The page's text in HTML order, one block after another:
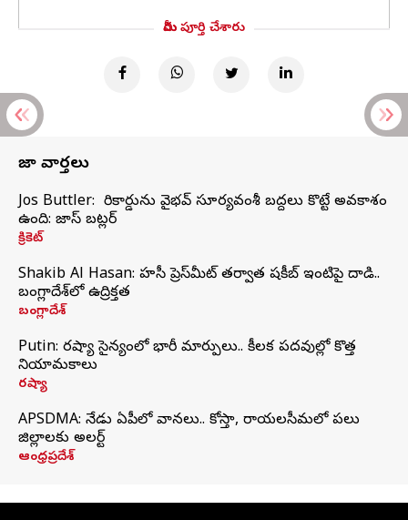
మీరు పూర్తి చేశారు
తాజా వార్తలు
Jos Buttler: నా రికార్డును వైభవ్ సూర్యవంశీ బద్దలు కొట్టే అవకాశం
ఉంది: జాస్ బట్లర్
క్రికెట్
Shakib Al Hasan: హసీనా ప్రెస్‌మీట్‌ తర్వాత షకీబ్‌ ఇంటిపై దాడి..
బంగ్లాదేశ్‌లో ఉద్రిక్తత
బంగ్లాదేశ్
Putin: రష్యా సైన్యంలో భారీ మార్పులు.. కీలక పదవుల్లో కొత్త
నియామకాలు
రష్యా
APSDMA: నేడు ఏపీలో వానలు.. కోస్తా, రాయలసీమలో పలు
జిల్లాలకు అలర్ట్
ఆంధ్రప్రదేశ్